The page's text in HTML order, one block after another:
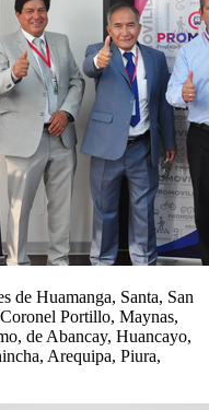
de Huamanga, Santa, San
Portillo, Maynas,
de Abancay, Huancayo,
Arequipa, Piura,